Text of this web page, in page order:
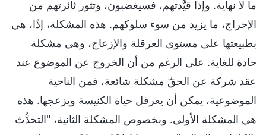
ما لا نهاية. وإذا قيَّدتهم، فسيغضبون، وتثور ثائرتهم من
الإحراج، ما يزيد من سوء سلوكهم. هذه المشكلة، إذًا، هي
بطبيعتها على مستوى العرقلة والإزعاج، وهي مشكلة
حادة للغاية. على الرغم من أن الخروج عن الموضوع عند
عقد شركة عن الحقّ مشكلة شائعة، فمن الناحية
الموضوعية، يمكن أن يعرقل حياة الكنيسة ويزعجها. هذه
هي المشكلة الأولى. وبخصوص المشكلة الثانية، "التحدُّث